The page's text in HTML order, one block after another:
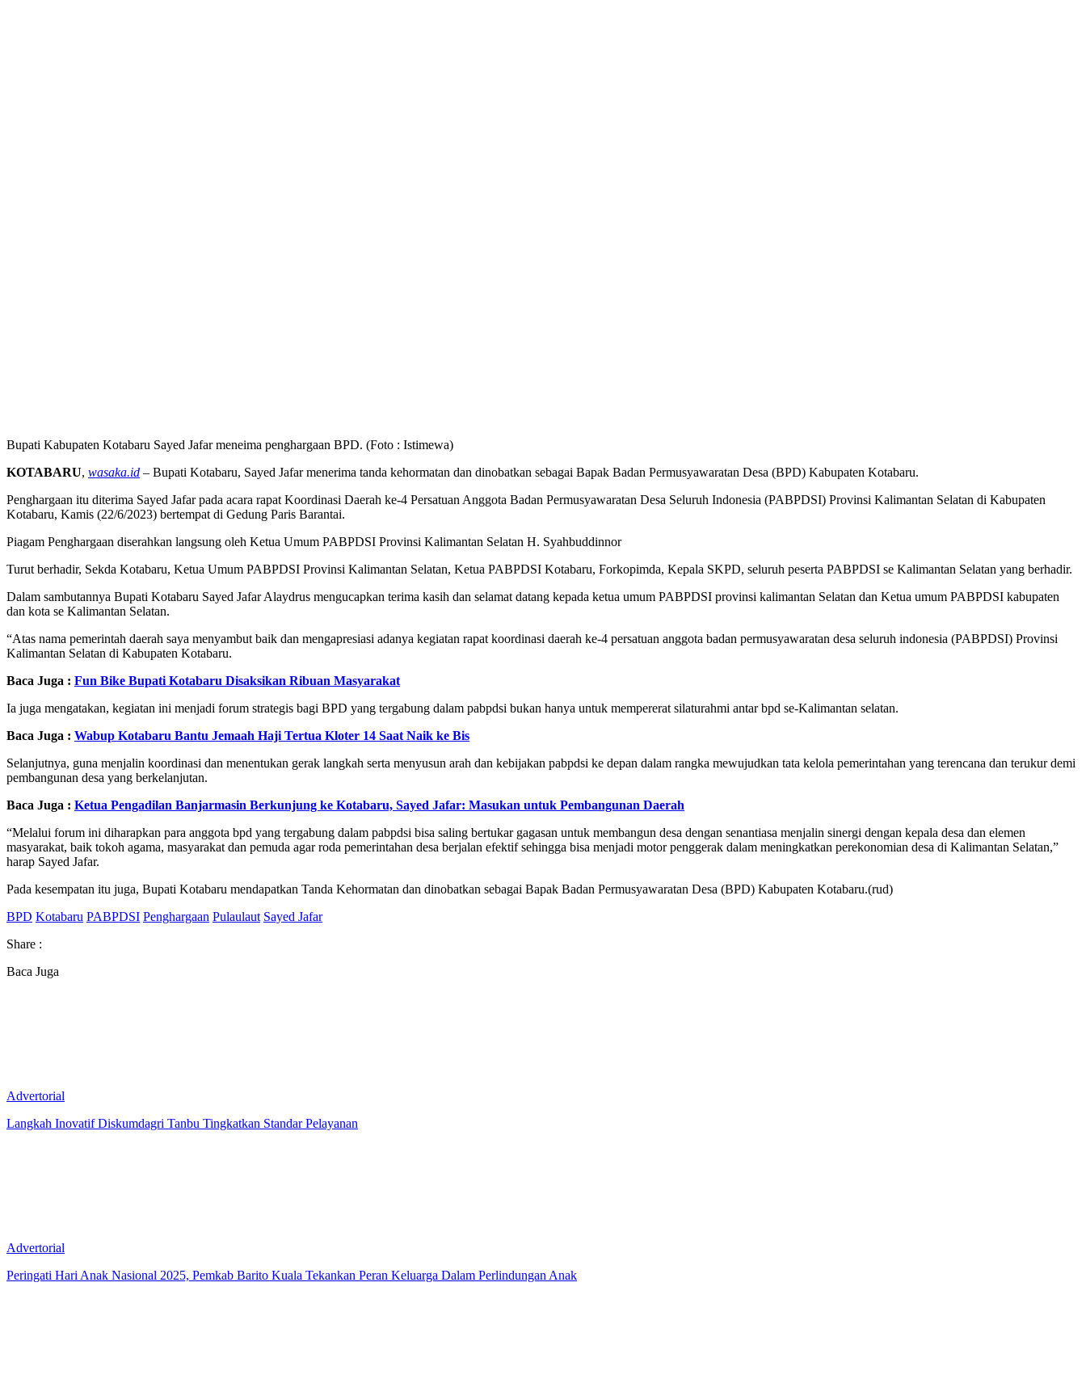
Bupati Kabupaten Kotabaru Sayed Jafar meneima penghargaan BPD. (Foto : Istimewa)
KOTABARU, wasaka.id – Bupati Kotabaru, Sayed Jafar menerima tanda kehormatan dan dinobatkan sebagai Bapak Badan Permusyawaratan Desa (BPD) Kabupaten Kotabaru.
Penghargaan itu diterima Sayed Jafar pada acara rapat Koordinasi Daerah ke-4 Persatuan Anggota Badan Permusyawaratan Desa Seluruh Indonesia (PABPDSI) Provinsi Kalimantan Selatan di Kabupaten
Kotabaru, Kamis (22/6/2023) bertempat di Gedung Paris Barantai.
Piagam Penghargaan diserahkan langsung oleh Ketua Umum PABPDSI Provinsi Kalimantan Selatan H. Syahbuddinnor
Turut berhadir, Sekda Kotabaru, Ketua Umum PABPDSI Provinsi Kalimantan Selatan, Ketua PABPDSI Kotabaru, Forkopimda, Kepala SKPD, seluruh peserta PABPDSI se Kalimantan Selatan yang berhadir.
Dalam sambutannya Bupati Kotabaru Sayed Jafar Alaydrus mengucapkan terima kasih dan selamat datang kepada ketua umum PABPDSI provinsi kalimantan Selatan dan Ketua umum PABPDSI kabupaten
dan kota se Kalimantan Selatan.
“Atas nama pemerintah daerah saya menyambut baik dan mengapresiasi adanya kegiatan rapat koordinasi daerah ke-4 persatuan anggota badan permusyawaratan desa seluruh indonesia (PABPDSI) Provinsi
Kalimantan Selatan di Kabupaten Kotabaru.
Baca Juga : Fun Bike Bupati Kotabaru Disaksikan Ribuan Masyarakat
Ia juga mengatakan, kegiatan ini menjadi forum strategis bagi BPD yang tergabung dalam pabpdsi bukan hanya untuk mempererat silaturahmi antar bpd se-Kalimantan selatan.
Baca Juga : Wabup Kotabaru Bantu Jemaah Haji Tertua Kloter 14 Saat Naik ke Bis
Selanjutnya, guna menjalin koordinasi dan menentukan gerak langkah serta menyusun arah dan kebijakan pabpdsi ke depan dalam rangka mewujudkan tata kelola pemerintahan yang terencana dan terukur demi
pembangunan desa yang berkelanjutan.
Baca Juga : Ketua Pengadilan Banjarmasin Berkunjung ke Kotabaru, Sayed Jafar: Masukan untuk Pembangunan Daerah
“Melalui forum ini diharapkan para anggota bpd yang tergabung dalam pabpdsi bisa saling bertukar gagasan untuk membangun desa dengan senantiasa menjalin sinergi dengan kepala desa dan elemen
masyarakat, baik tokoh agama, masyarakat dan pemuda agar roda pemerintahan desa berjalan efektif sehingga bisa menjadi motor penggerak dalam meningkatkan perekonomian desa di Kalimantan Selatan,”
harap Sayed Jafar.
Pada kesempatan itu juga, Bupati Kotabaru mendapatkan Tanda Kehormatan dan dinobatkan sebagai Bapak Badan Permusyawaratan Desa (BPD) Kabupaten Kotabaru.(rud)
BPD Kotabaru PABPDSI Penghargaan Pulaulaut Sayed Jafar
Share :
Baca Juga
Advertorial
Langkah Inovatif Diskumdagri Tanbu Tingkatkan Standar Pelayanan
Advertorial
Peringati Hari Anak Nasional 2025, Pemkab Barito Kuala Tekankan Peran Keluarga Dalam Perlindungan Anak